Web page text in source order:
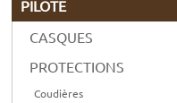
PILOTE
CASQUES
PROTECTIONS
Coudières